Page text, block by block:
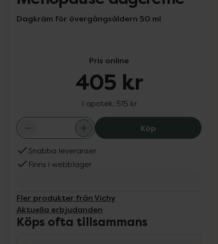
Dagkräm för övergångsåldern 50 ml
Pris online
405 kr
I apotek: 515 kr
KöpVichy
Snabba leveranser
Finns i webblager
Fler produkter från Vichy
Aktuella erbjudanden
Köps ofta tillsammans